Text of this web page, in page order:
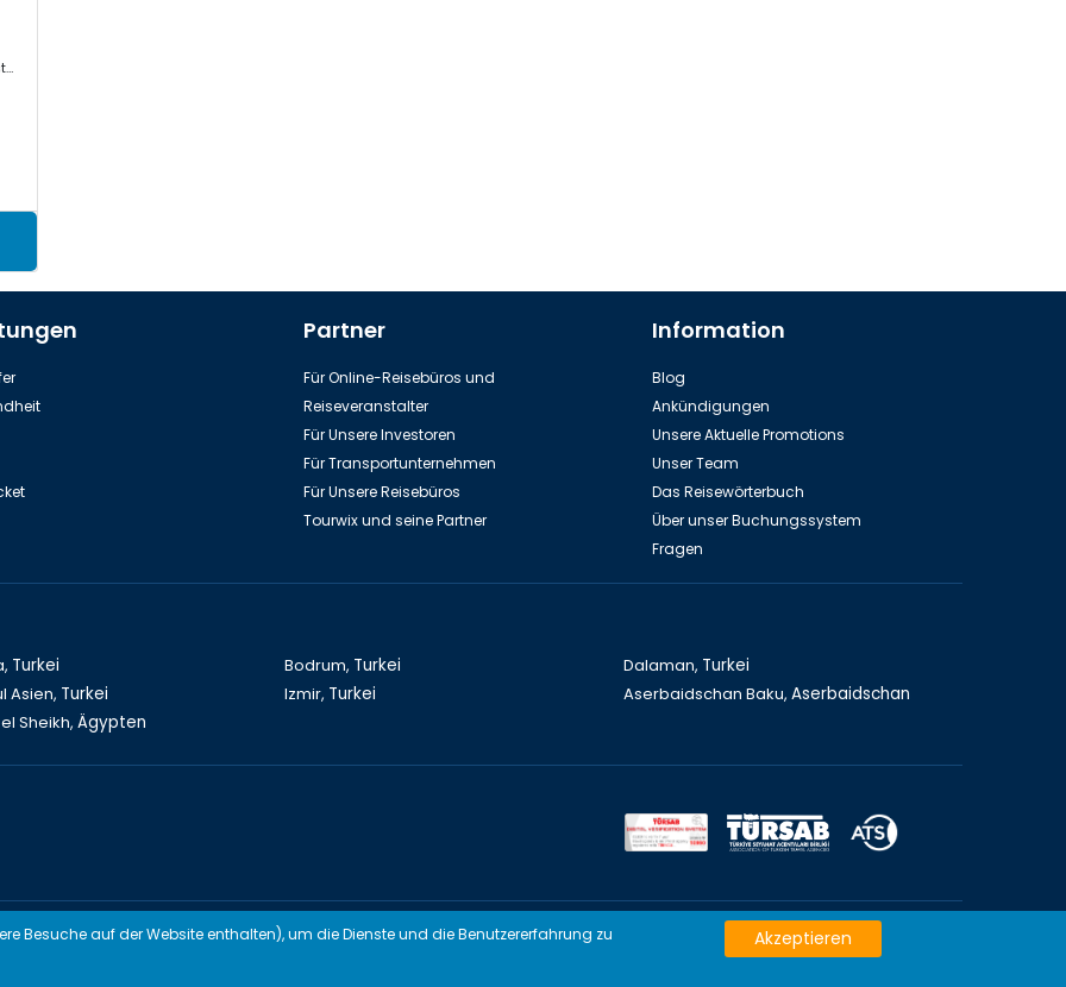
Mercedes Sprinter, VW Crafter, Toyota Commuter/Coaster
Partner
Für Online-Reisebüros und
Reiseveranstalter
Für Unsere Investoren
Für Transportunternehmen
Für Unsere Reisebüros
Tourwix und seine Partner
Information
Blog
Ankündigungen
Unsere Aktuelle Promotions
Unser Team
Das Reisewörterbuch
Über unser Buchungssystem
Fragen
Turkei Bodrum, Turkei Dalaman, Turkei
Asien, Turkei Izmir, Turkei Aserbaidschan Baku, Aserbaidschan
Sheikh, Ägypten
UG (Haftungsbeschränkt) Arbeitet mit Übereinstimmenden Gesetzen von Deutschland
Besuche auf der Website enthalten), um die Dienste und die Benutzererfahrung zu
Akzeptieren